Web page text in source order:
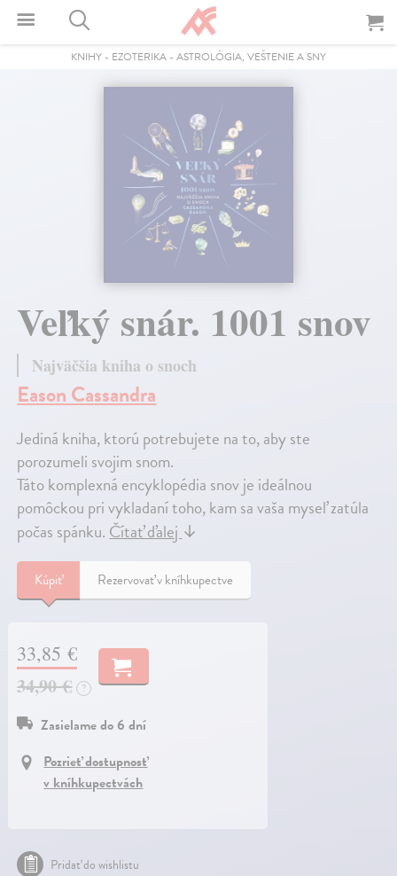
KNIHY - EZOTERIKA - ASTROLÓGIA, VEŠTENIE A SNY
Veľký snár. 1001 snov
Najväčšia kniha o snoch
Eason Cassandra
Jediná kniha, ktorú potrebujete na to, aby ste
porozumeli svojim snom.
Táto komplexná encyklopédia snov je ideálnou
pomôckou pri vykladaní toho, kam sa vaša myseľ zatúla
počas spánku.Čítať ďalej↓
Kúpiť Rezervovať v kníhkupectve
33,85 €
34,90 €
?
Zasielame do 6 dní
Pozrieť dostupnosť
v kníhkupectvách
Pridať do wishlistu